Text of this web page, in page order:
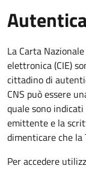
La Carta
elettronica (CIE)
cittadino di
CNS può essere
quale sono
emittente e la
dimenticare che
Per accedere